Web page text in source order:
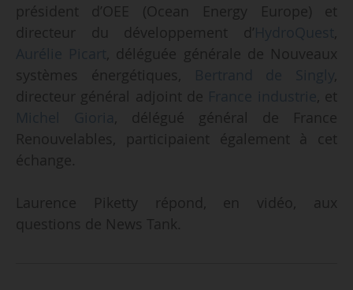
président d’OEE (Ocean Energy Europe) et
directeur du développement d’
,
, déléguée générale de Nouveaux
systèmes énergétiques,
,
directeur général adjoint de
, et
, délégué général de France
Renouvelables, participaient également à cet
échange.
Laurence Piketty répond, en vidéo, aux
questions de News Tank.